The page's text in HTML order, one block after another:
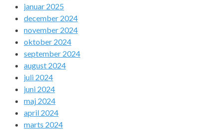
januar 2025
december 2024
november 2024
oktober 2024
september 2024
august 2024
juli 2024
juni 2024
maj 2024
april 2024
marts 2024